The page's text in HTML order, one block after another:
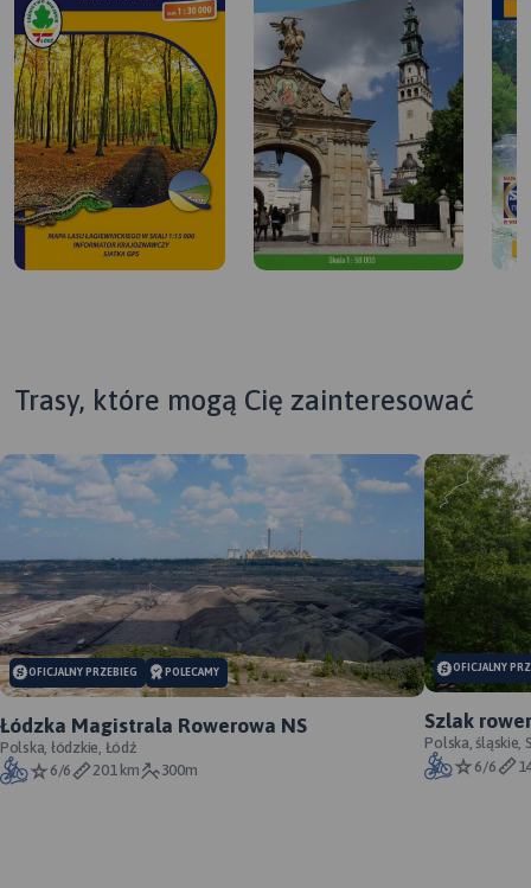
MAPA TURYSTYCZNA W
APLIKACJI TRASEO
MAPA TURYSTYCZNA W
APLIKACJI TRASEO
Częstochowskiej, fragmentu
Trasy, które mogą Cię zainteresować
OFICJALNY PRZEBIEG POLECAMY
Łódzka Magistrala Rowerowa NS
Polska, łódzkie, Łódź
6/6
201 km 300m
OFICJALNY
Szlak
oficjalny
Polska, śląskie,
6/6